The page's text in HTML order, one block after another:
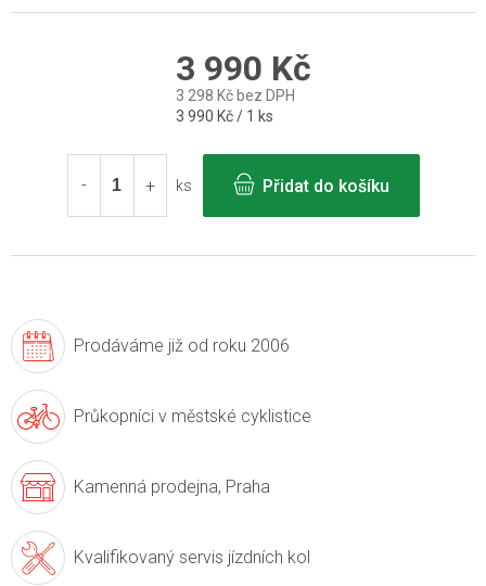
3 990 Kč
3 298 Kč bez DPH
Měrná
3 990 Kč / 1 ks
ks Přidat do košíku
Prodáváme již od roku 2006
Průkopníci v městské cyklistice
Kamenná prodejna, Praha
Kvalifikovaný servis jízdních kol